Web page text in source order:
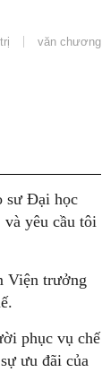
văn chương
sư Đại học
yêu cầu tôi
Viện trưởng
phục vụ chế
ưu đãi của